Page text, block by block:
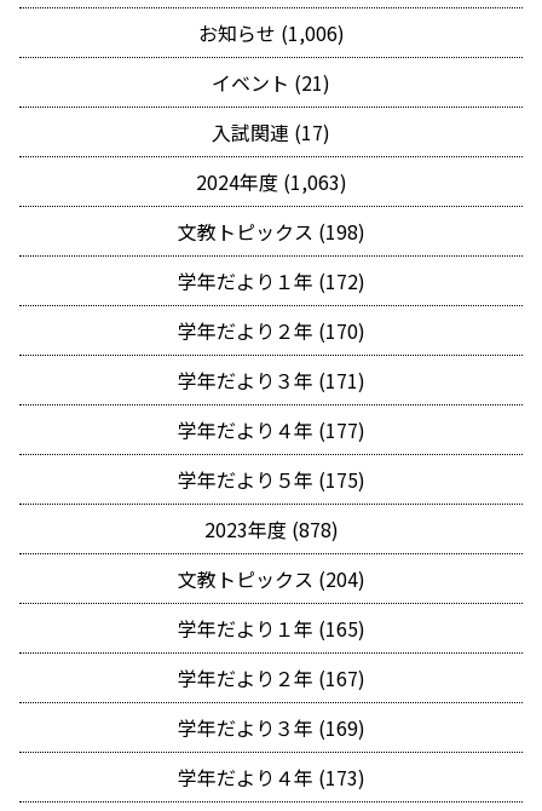
お知らせ (1,006)
イベント (21)
入試関連 (17)
2024年度 (1,063)
文教トピックス (198)
学年だより１年 (172)
学年だより２年 (170)
学年だより３年 (171)
学年だより４年 (177)
学年だより５年 (175)
2023年度 (878)
文教トピックス (204)
学年だより１年 (165)
学年だより２年 (167)
学年だより３年 (169)
学年だより４年 (173)